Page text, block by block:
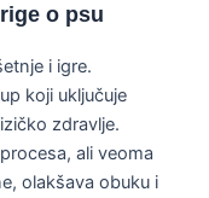
o psu
i igre.
koji uključuje
zdravlje.
ali veoma
olakšava obuku i